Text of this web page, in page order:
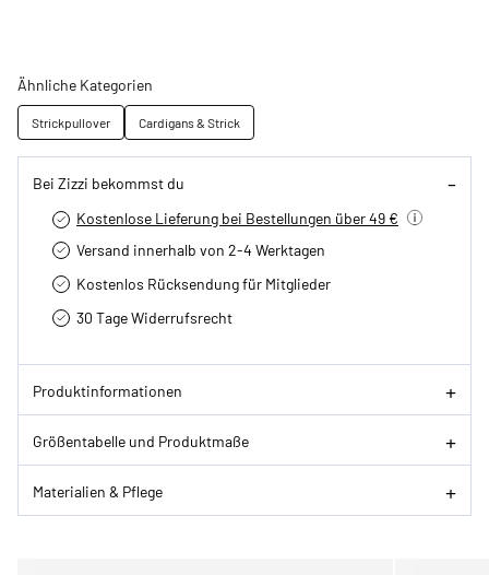
Ähnliche Kategorien
Strickpullover Cardigans & Strick
Bei Zizzi bekommst du
Kostenlose Lieferung bei Bestellungen über 49 €
Versand innerhalb von 2-4 Werktagen
Kostenlos Rücksendung für Mitglieder
30 Tage Widerrufsrecht
Produktinformationen
Größentabelle und Produktmaße
Materialien & Pflege